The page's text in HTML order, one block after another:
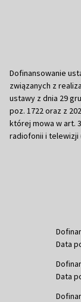
Dofinansowanie
związanych z
ustawy z dnia 29
poz. 1722 oraz z
której mowa w art.
radiofonii i telewizji
Data
Data